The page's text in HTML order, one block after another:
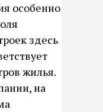
особенно
здесь
жилья.
на